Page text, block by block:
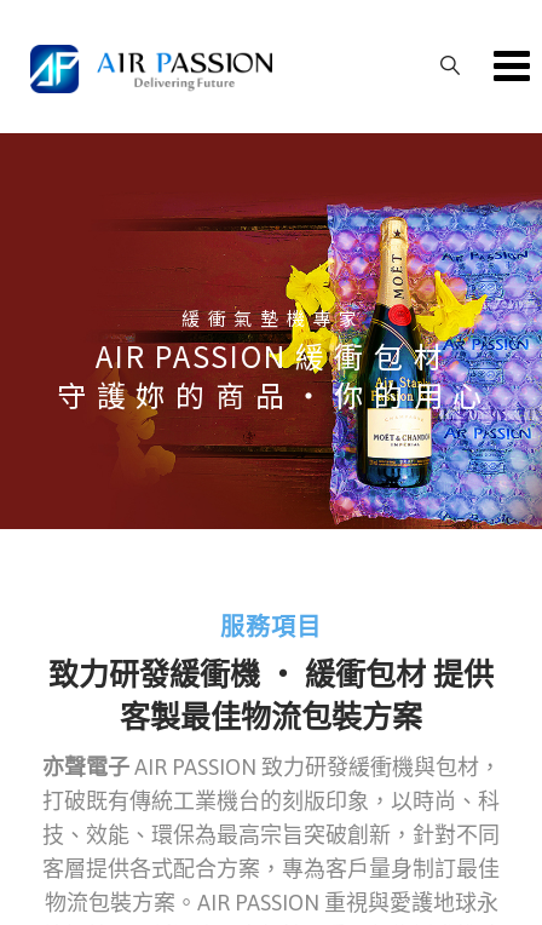
content
緩 衝 氣 墊 機 專 家
AIR PASSION 緩 衝 包 材
守 護 妳 的 商 品 ‧ 你 的 用 心
服務項目
致力研發緩衝機 ‧ 緩衝包材 提供
客製最佳物流包裝方案
亦聲電子AIR PASSION 致力研發緩衝機與包材，
打破既有傳統工業機台的刻版印象，以時尚、科
技、效能、環保為最高宗旨突破創新，針對不同
客層提供各式配合方案，專為客戶量身制訂最佳
物流包裝方案。AIR PASSION 重視與愛護地球永